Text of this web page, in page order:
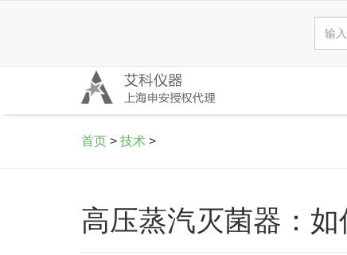
首页 > 技术 >
高压蒸汽灭菌器：